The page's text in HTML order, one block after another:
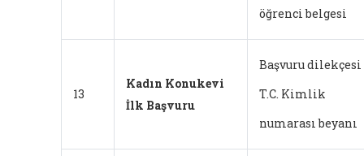
öğrenci belgesi
13
Kadın Konukevi
İlk Başvuru
Başvuru dilekçesi
T.C. Kimlik
numarası beyanı